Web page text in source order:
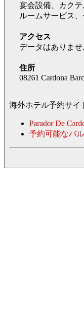
宴会設備、カク
ルームサービス
アクセス
データはありませ
住所
08261 Cardona
海外ホテル予約サイ
Parador De
予約可能なバ